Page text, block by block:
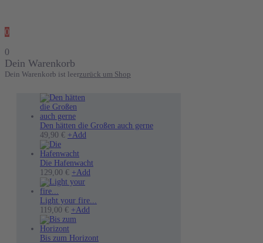
0
0
Dein Warenkorb
Dein Warenkorb ist leerzurück um Shop
Den hätten die Großen auch gerne
49,90 € +Add
mehrere
Varianten
Optionen
können
Produktseite
Die Hafenwacht
129,00 € +Add
Optionen
Light your fire...
119,00 € +Add
mehrere
Bis zum Horizont